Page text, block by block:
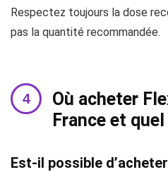
Respectez toujours la dose
pas la quantité recommandée.
Où acheter
France et
Est-il possible